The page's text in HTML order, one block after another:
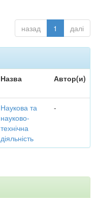
назад 1 далі
Назва Автор(и)
Наукова та
науково-
технічна
діяльність
-